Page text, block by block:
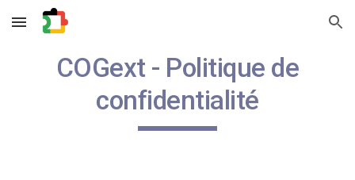
Skip to main content Skip to navigation
COGext - Politique de
confidentialité